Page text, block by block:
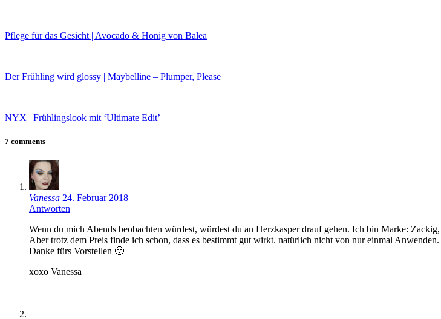
Pflege für das Gesicht | Avocado & Honig von Balea
Der Frühling wird glossy | Maybelline – Plumper, Please
NYX | Frühlingslook mit ‘Ultimate Edit’
7 comments
Vanessa 24. Februar 2018
Antworten
Wenn du mich Abends beobachten würdest, würdest du an Herzkasper drauf gehen. Ich bin Marke:
Aber trotz dem Preis finde ich schon, dass es bestimmt gut wirkt. natürlich nicht von nur einmal Anwenden.
Danke fürs Vorstellen 🙂
xoxo Vanessa